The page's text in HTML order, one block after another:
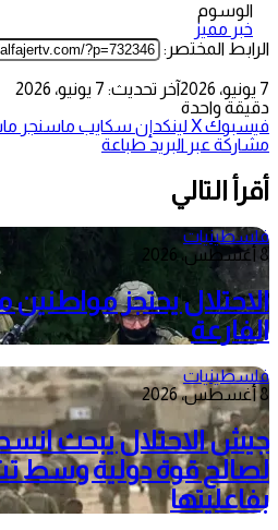
الوسوم
خبر مميز
الرابط المختصر:
7 يونيو، 2026
آخر تحديث: 7 يونيو، 2026
دقيقة واحدة
فيسبوك‫Xلينكدإن سكايب ماسنجر
مشاركة عبر البريد طباعة
أقرأ التالي
فلسطينيات
8 أغسطس، 2026
الاحتلال يحتجز
الفارعة
فلسطينيات
8 أغسطس، 2026
جيش الاحتلال يبحث
لصالح قوة دولية وسط
بفاعليتها